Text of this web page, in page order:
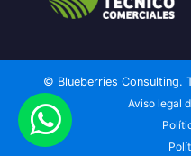
© Blueberries Consulting.
Aviso legal